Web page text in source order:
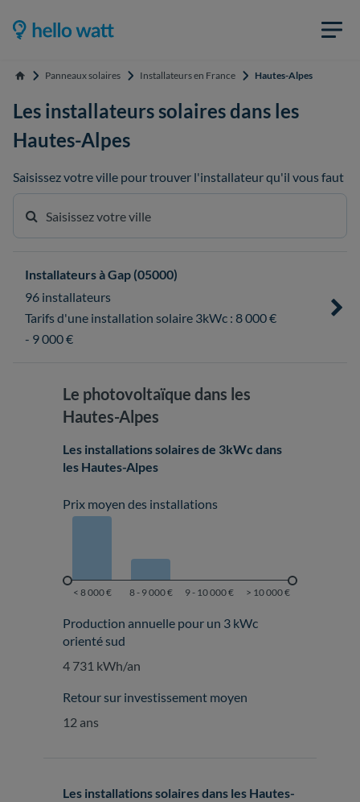
Accueil Panneaux solaires Installateurs en France Hautes-Alpes
Les installateurs solaires dans les
Hautes-Alpes
Saisissez votre ville pour trouver l'installateur qu'il vous faut
Installateurs à Gap (05000)
96 installateurs
Tarifs d'une installation solaire 3kWc : 8 000 €
- 9 000 €
Le photovoltaïque dans les
Hautes-Alpes
Les installations solaires de 3kWc dans
les Hautes-Alpes
Prix moyen des installations
Production annuelle pour un 3 kWc
orienté sud
4 731 kWh/an
Retour sur investissement moyen
12 ans
Les installations solaires dans les Hautes-